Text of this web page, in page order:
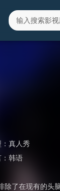
真人秀
韩语
除了在现有的头